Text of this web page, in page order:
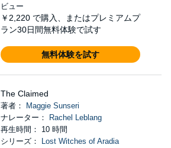
ビュー
￥2,220 で購入、またはプレミアムプ
ラン30日間無料体験で試す
無料体験を試す
The Claimed
著者：
Maggie Sunseri
ナレーター：
Rachel Leblang
再生時間： 10 時間
シリーズ：
Lost Witches of Aradia